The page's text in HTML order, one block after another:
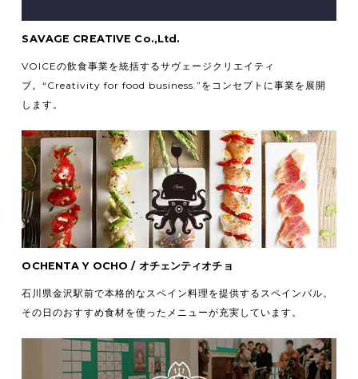
SAVAGE CREATIVE Co.,Ltd.
VOICEの飲食事業を統括するサヴェージクリエイティ
ブ。“Creativity for food business.”をコンセプトに事業を展開
します。
OCHENTA Y OCHO / オチェンティオチョ
石川県金沢駅前で本格的なスペイン料理を提供するスペインバル。
その日のおすすめ食材を使ったメニューが充実しています。